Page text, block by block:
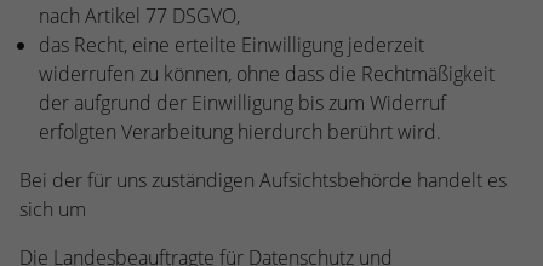
nach Artikel 77 DSGVO,
das Recht, eine erteilte Einwilligung jederzeit
widerrufen zu können, ohne dass die Rechtmäßigkeit
der aufgrund der Einwilligung bis zum Widerruf
erfolgten Verarbeitung hierdurch berührt wird.
Bei der für uns zuständigen Aufsichtsbehörde handelt es
sich um
Die Landesbeauftragte für Datenschutz und